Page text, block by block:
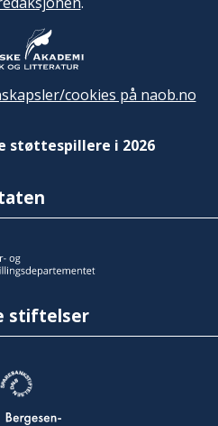
cookies på naob.no
støttespillere i 2026
stiftelser